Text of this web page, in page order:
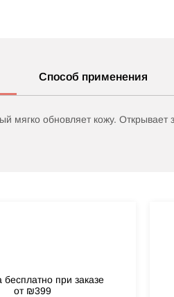
Способ применения
мягко обновляет кожу.
бесплатно при заказе
от ₪399